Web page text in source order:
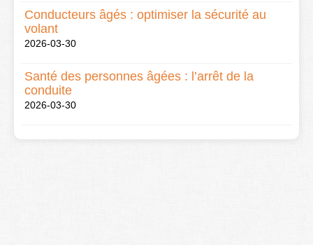
Conducteurs âgés : optimiser la sécurité au
volant
2026-03-30
Santé des personnes âgées : l’arrêt de la
conduite
2026-03-30